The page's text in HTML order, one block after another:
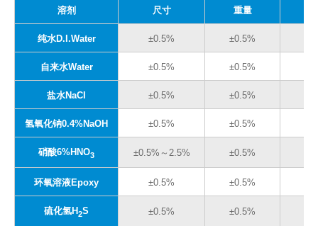
溶剂 尺寸 重量
纯水D.I.Water ±0.5% ±0.5%
自来水Water ±0.5% ±0.5%
盐水NaCI ±0.5% ±0.5%
氢氧化钠0.4%NaOH ±0.5% ±0.5%
硝酸6%HNO3 ±0.5%～2.5% ±0.5%
环氧溶液Epoxy ±0.5% ±0.5%
硫化氢H2S ±0.5% ±0.5%